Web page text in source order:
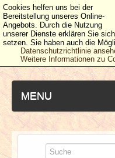
MENU
NEUESTE ARTIKEL
Cookies helfen uns bei der
Bereitstellung unseres Online-
Angebots. Durch die Nutzung
unserer Dienste erklären Sie
setzen. Sie haben auch die
Datenschutzrichtlinie
Weitere Informationen zu